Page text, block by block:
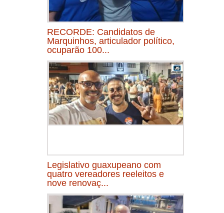
RECORDE: Candidatos de
Marquinhos, articulador político,
ocuparão 100...
Legislativo guaxupeano com
quatro vereadores reeleitos e
nove renovaç...